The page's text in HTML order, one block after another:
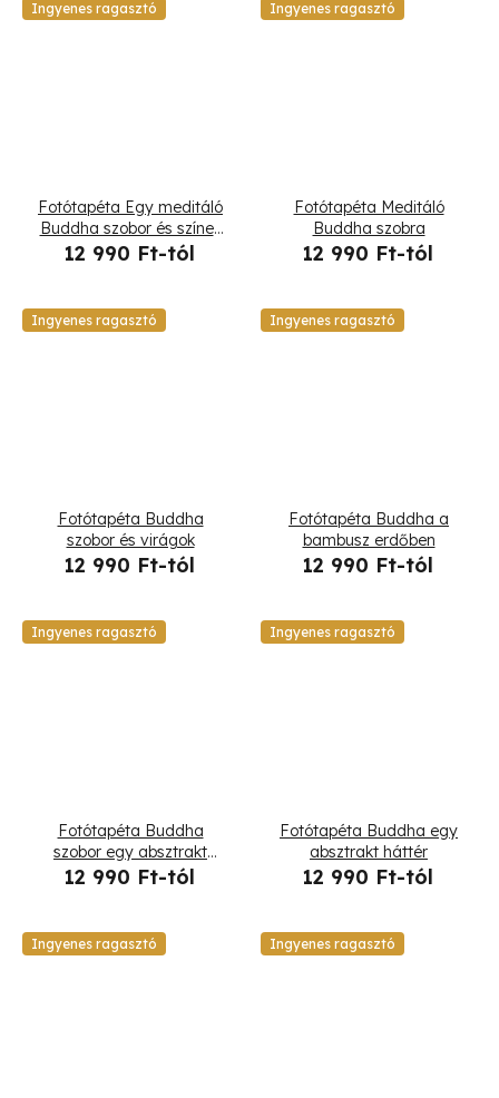
Ingyenes ragasztó
Fotótapéta Egy meditáló
Buddha szobor és színes
virágok
12 990 Ft-tól
Ingyenes ragasztó
Fotótapéta Meditáló
Buddha szobra
12 990 Ft-tól
Ingyenes ragasztó
Fotótapéta Buddha
szobor és virágok
12 990 Ft-tól
Ingyenes ragasztó
Fotótapéta Buddha a
bambusz erdőben
12 990 Ft-tól
Ingyenes ragasztó
Fotótapéta Buddha
szobor egy absztrakt
háttér
12 990 Ft-tól
Ingyenes ragasztó
Fotótapéta Buddha egy
absztrakt háttér
12 990 Ft-tól
Ingyenes ragasztó Ingyenes ragasztó